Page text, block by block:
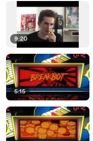
9:20
5:15